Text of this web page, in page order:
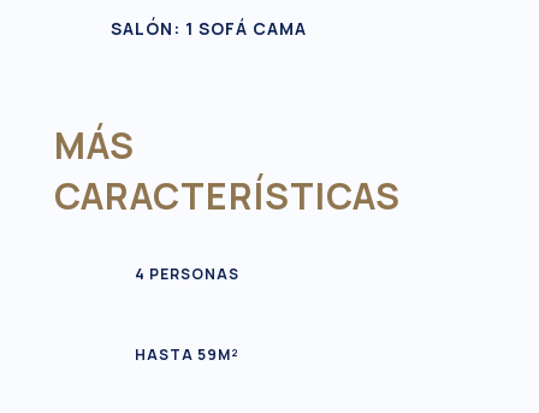
SALÓN: 1 SOFÁ CAMA
MÁS
CARACTERÍSTICAS
4 PERSONAS
HASTA 59M²